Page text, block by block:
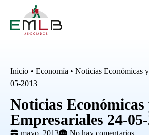
Inicio • Economía • Noticias Económicas
05-2013
Noticias Económicas
Empresariales 24-